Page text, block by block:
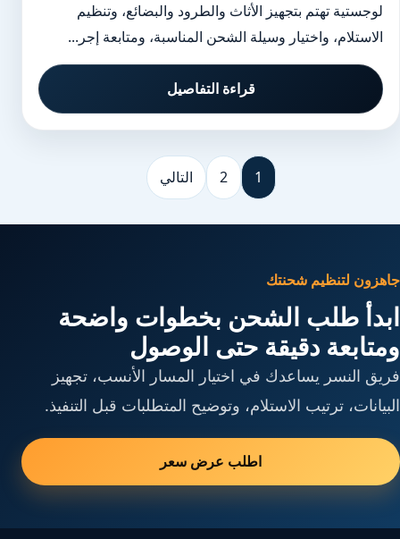
لوجستية تهتم بتجهيز الأثاث والطرود والبضائع، وتنظيم
الاستلام، واختيار وسيلة الشحن المناسبة، ومتابعة إجر...
قراءة التفاصيل
1
2 التالي
جاهزون لتنظيم شحنتك
ابدأ طلب الشحن بخطوات واضحة
ومتابعة دقيقة حتى الوصول
فريق النسر يساعدك في اختيار المسار الأنسب، تجهيز
البيانات، ترتيب الاستلام، وتوضيح المتطلبات قبل التنفيذ.
اطلب عرض سعر